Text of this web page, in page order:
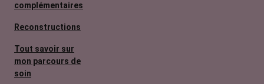
complémentaires
Reconstructions
Tout savoir sur
mon parcours de
soin